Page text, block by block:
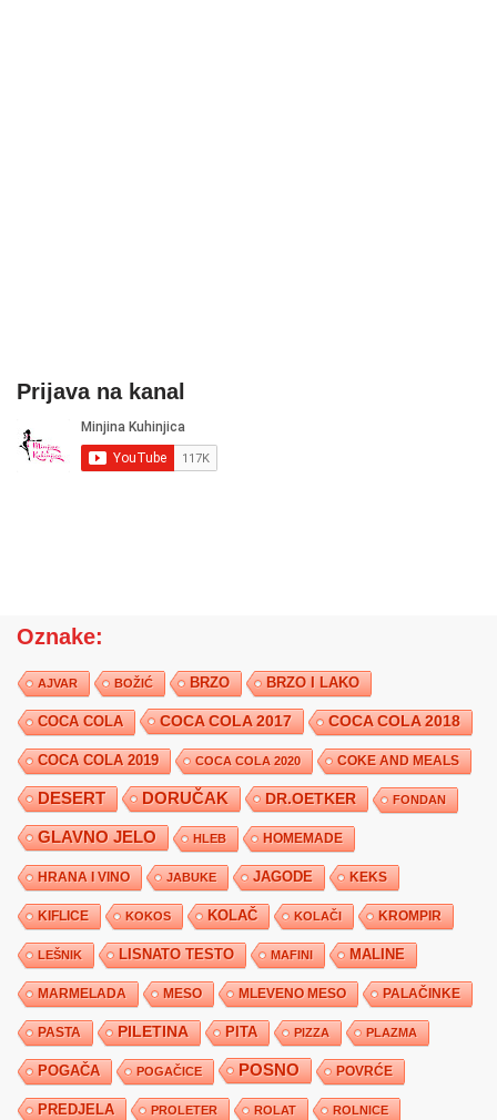
Prijava na kanal
Oznake:
AJVAR BOŽIĆ BRZO BRZO I LAKO
COCA COLA COCA COLA 2017 COCA COLA 2018
COCA COLA 2019 COCA COLA 2020 COKE AND MEALS
DESERT DORUČAK DR.OETKER FONDAN
GLAVNO JELO HLEB HOMEMADE
HRANA I VINO JABUKE JAGODE KEKS
KIFLICE KOKOS KOLAČ KOLAČI KROMPIR
LEŠNIK LISNATO TESTO MAFINI MALINE
MARMELADA MESO MLEVENO MESO PALAČINKE
PASTA PILETINA PITA PIZZA PLAZMA
POGAČA POGAČICE POSNO POVRĆE
PREDJELA PROLETER ROLAT ROLNICE